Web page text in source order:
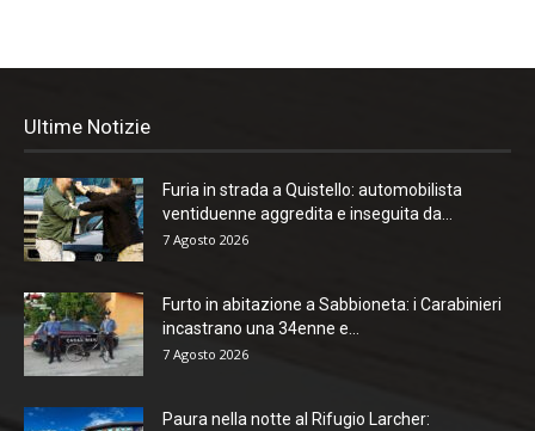
Ultime Notizie
Furia in strada a Quistello: automobilista
ventiduenne aggredita e inseguita da...
7 Agosto 2026
Furto in abitazione a Sabbioneta: i Carabinieri
incastrano una 34enne e...
7 Agosto 2026
Paura nella notte al Rifugio Larcher: